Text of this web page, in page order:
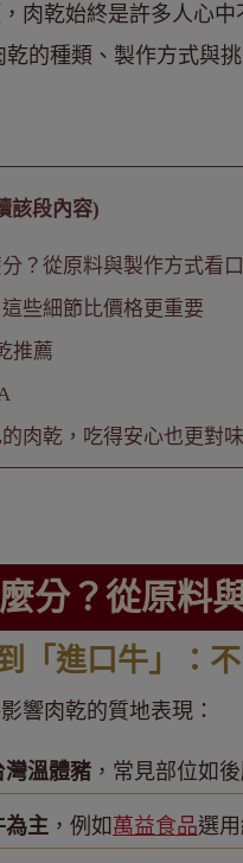
肉乾始終是許多人心
的種類、製作方式與
該段內容)
？從原料與製作方式看
些細節比價格更重要
推薦
肉乾，吃得安心也更對味
分？從原料
「進口牛」：
響肉乾的質地表現：
灣溫體豬 ，常見部位如
為主 ，例如 萬益食品選